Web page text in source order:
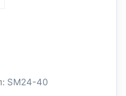
SM24-40